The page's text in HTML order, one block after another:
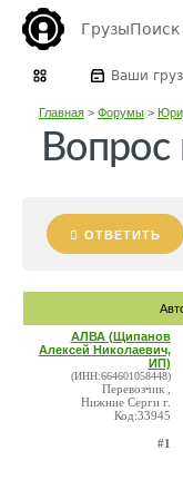
ГрузыПоиск
Ваши
Главная> Форумы>
Вопрос
ОТВЕТИТЬ
АЛВА (Щипанов
Алексей Николаевич,
ИП)
(ИНН:664601058448)
Перевозчик ,
Нижние Серги г.
Код:33945
#1